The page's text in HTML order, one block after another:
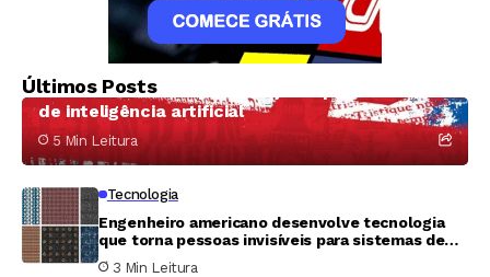
Últimos Posts
Tecnologia
A surpreendente transformação do King’s
Cross: de zona de prostituição a polo mundial
de inteligência artificial
5 Min Leitura
Tecnologia
Engenheiro americano desenvolve tecnologia
que torna pessoas invisíveis para sistemas de
vigilância
3 Min Leitura